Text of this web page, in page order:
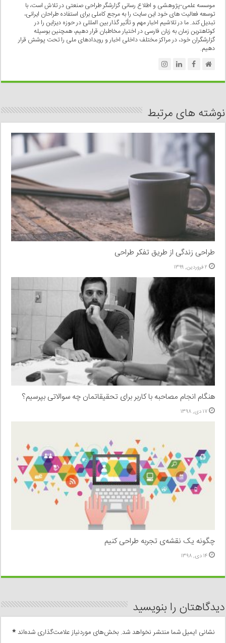
موسسه علمی-پژوهشی و اطلاع رسانی گزارشگر طراحی صنعتی در تلاش است، با
توسعه فعالیت های خود این سایت را به مرجع کاملی برای استفاده طراحان ایرانی،
تبدیل کند. ما در تلاشیم اخبار مهم و تأثیر گذار بین المللی در حوزه دیزاین را در
کوتاهترین زمان به زبان فارسی در اختیار مخاطبان قرار دهیم، همچنین بوسیله
گزارشگران خود، در مراکز مختلف داخلی اخبار و رویدادهای ملی را تحت پوشش قرار
دهیم.
نوشته های مرتبط
طراحی زندگی از طریق تفکر طراحی
۲ فروردین, ۱۳۹۹
هنگام انجام مصاحبه با کاربر برای تحقیقاتمان چه سوالاتی بپرسیم؟
۱۷ دی, ۱۳۹۸
چگونه یک نقشه‌ی تجربه طراحی کنیم
۱۴ دی, ۱۳۹۸
دیدگاهتان را بنویسید
نشانی ایمیل شما منتشر نخواهد شد. بخش‌های موردنیاز علامت‌گذاری شده‌اند*